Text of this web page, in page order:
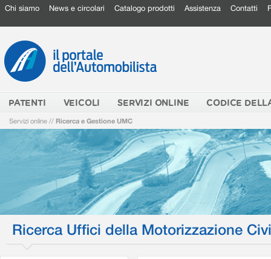
Chi siamo News e circolari Catalogo prodotti Assistenza Contatti
PATENTI VEICOLI SERVIZI ONLINE CODICE
Servizi online // Ricerca e Gestione UMC
Ricerca Uffici della Motorizzazione